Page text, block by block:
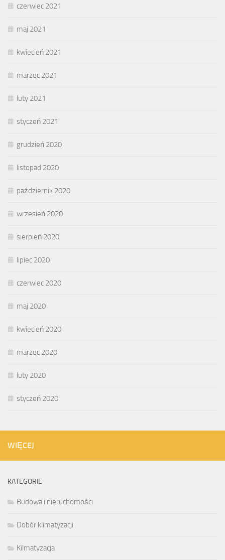
czerwiec 2021
maj 2021
kwiecień 2021
marzec 2021
luty 2021
styczeń 2021
grudzień 2020
listopad 2020
październik 2020
wrzesień 2020
sierpień 2020
lipiec 2020
czerwiec 2020
maj 2020
kwiecień 2020
marzec 2020
luty 2020
styczeń 2020
WIĘCEJ
KATEGORIE
Budowa i nieruchomości
Dobór klimatyzacji
Kilmatyzacja